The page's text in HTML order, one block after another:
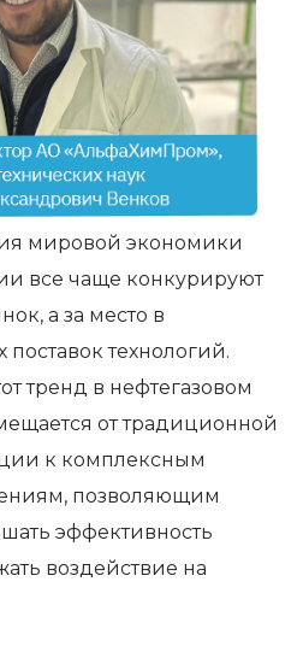
мировой экономики
все чаще конкурируют
а за место в
поставок технологий.
тренд в нефтегазовом
от традиционной
к комплексным
позволяющим
эффективность
воздействие на